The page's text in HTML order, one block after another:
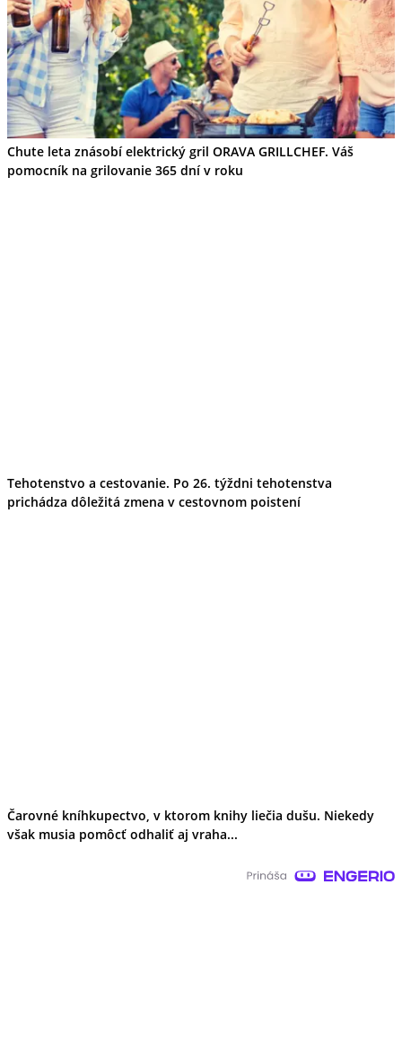
Chute leta znásobí elektrický gril ORAVA GRILLCHEF. Váš
pomocník na grilovanie 365 dní v roku
Tehotenstvo a cestovanie. Po 26. týždni tehotenstva
prichádza dôležitá zmena v cestovnom poistení
Čarovné kníhkupectvo, v ktorom knihy liečia dušu. Niekedy
však musia pomôcť odhaliť aj vraha...